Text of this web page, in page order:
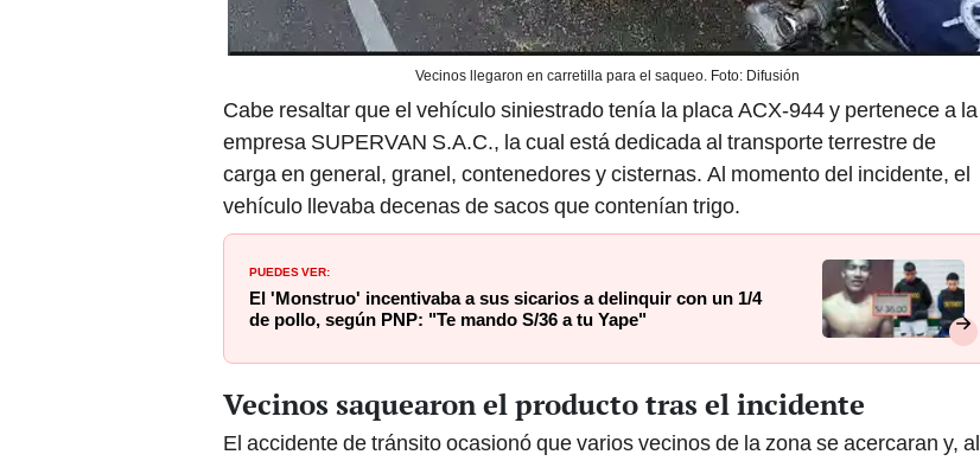
Vecinos llegaron en carretilla para el saqueo. Foto: Difusión
Cabe resaltar que el vehículo siniestrado tenía la placa ACX-944 y pertenece a la
empresa SUPERVAN S.A.C., la cual está dedicada al transporte terrestre de
carga en general, granel, contenedores y cisternas. Al momento del incidente, el
vehículo llevaba decenas de sacos que contenían trigo.
PUEDES VER:
El 'Monstruo' incentivaba a sus sicarios a delinquir con un 1/4
de pollo, según PNP: "Te mando S/36 a tu Yape"
Vecinos saquearon el producto tras el incidente
El accidente de tránsito ocasionó que varios vecinos de la zona se acercaran y, al